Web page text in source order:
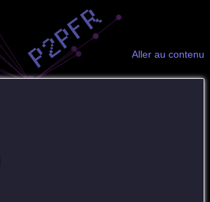
Aller au contenu